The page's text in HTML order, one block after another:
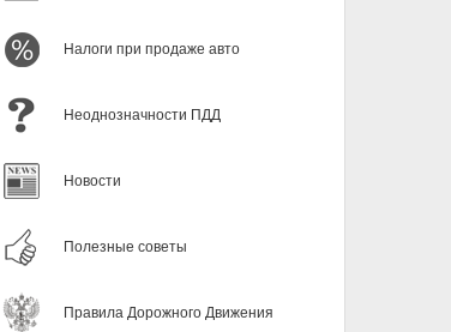
Налоги при продаже авто
Неоднозначности ПДД
Новости
Полезные советы
Правила Дорожного Движения